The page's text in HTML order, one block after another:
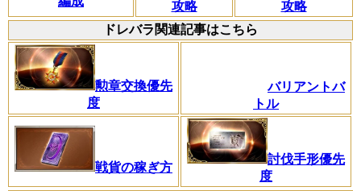
攻略
攻略
ドレバラ関連記事はこちら
勲章交換優先
度
バリアントバ
トル
戦貨の稼ぎ方
討伐手形優先
度